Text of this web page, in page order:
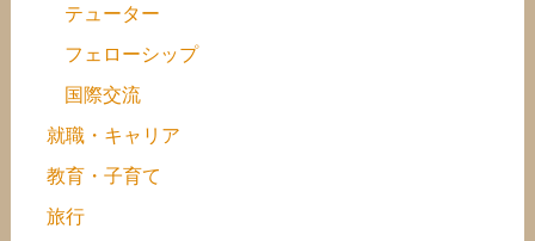
テューター
フェローシップ
国際交流
就職・キャリア
教育・子育て
旅行